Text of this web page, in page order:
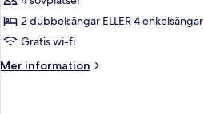
(Comfort
with
bed)
2 dubbelsängar ELLER 4 enkelsängar
Gratis wi-fi
Mer information
Mer